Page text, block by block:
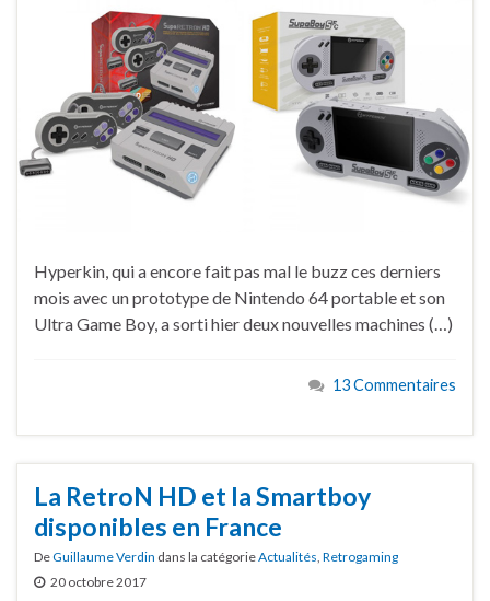
Hyperkin, qui a encore fait pas mal le buzz ces derniers
mois avec un prototype de Nintendo 64 portable et son
Ultra Game Boy, a sorti hier deux nouvelles machines (…)
13 Commentaires
La RetroN HD et la Smartboy
disponibles en France
DeGuillaume Verdin dans la catégorieActualités Retrogaming
20 octobre 2017